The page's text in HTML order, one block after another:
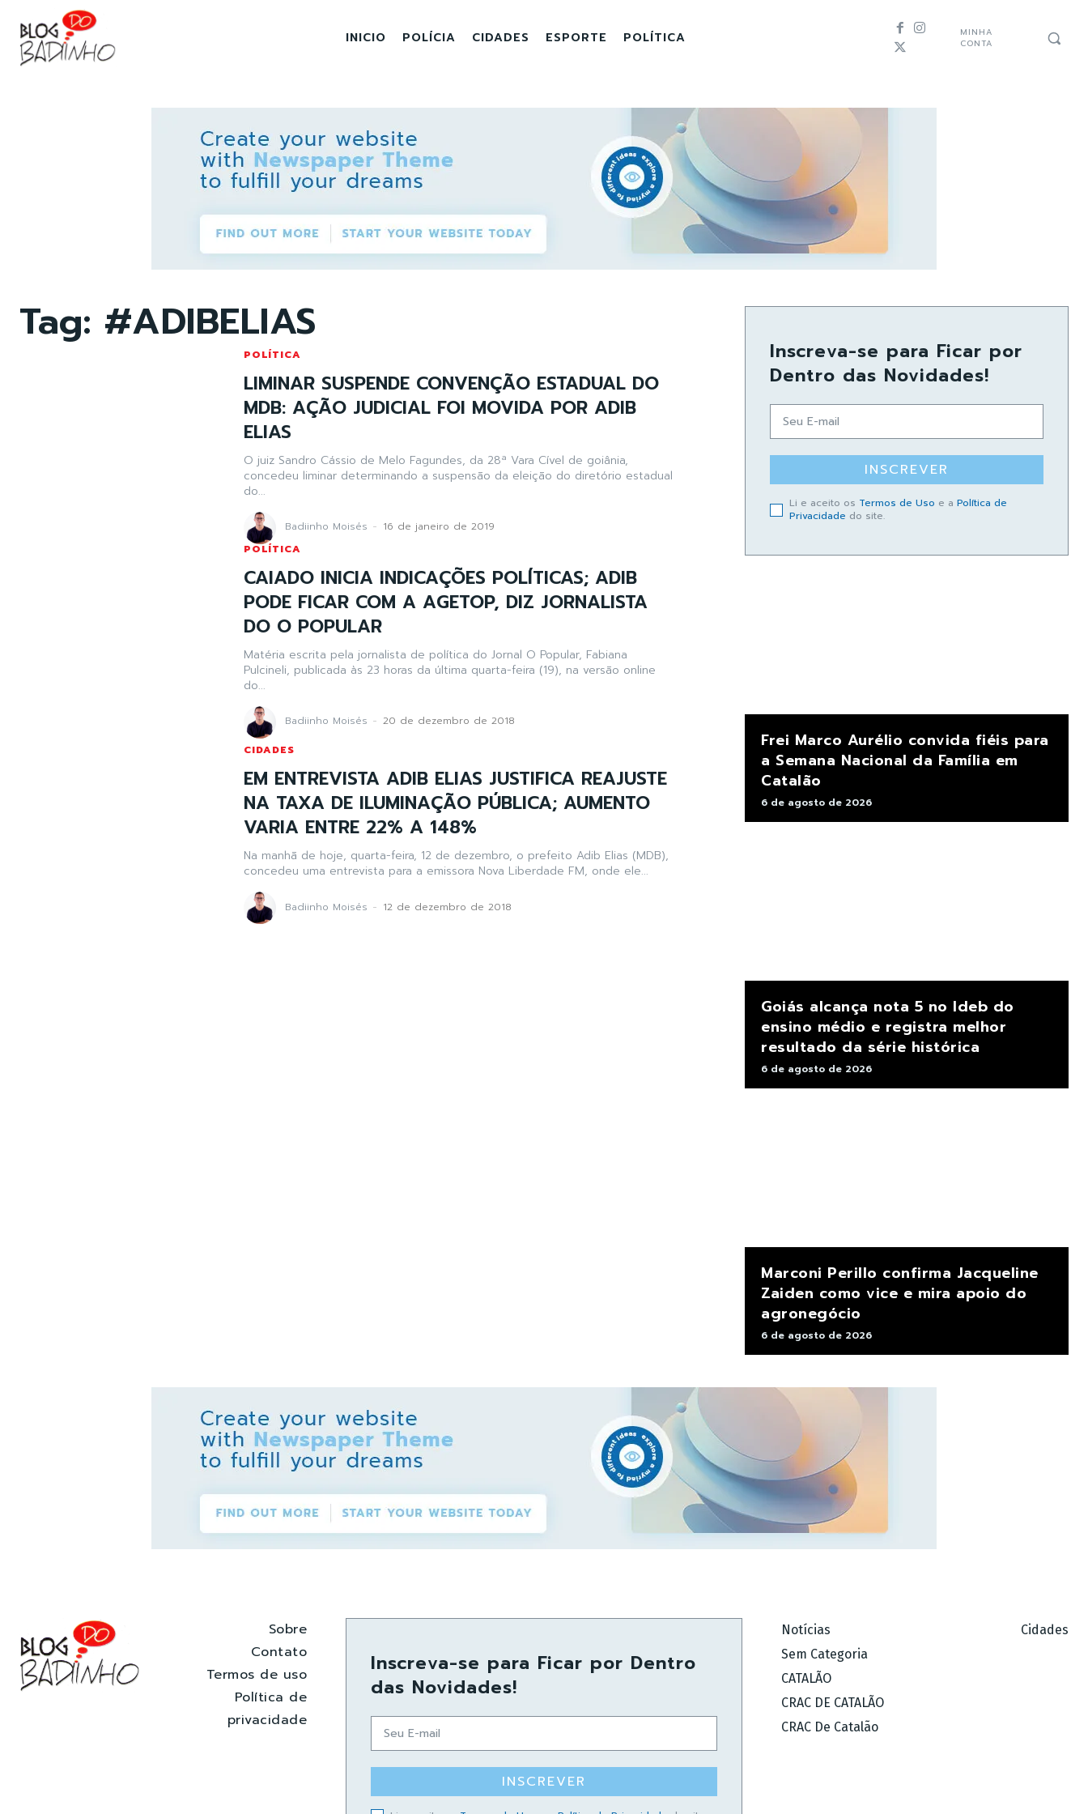
INICIO POLÍCIA CIDADES ESPORTE POLÍTICA
MINHA
CONTA
Tag: #ADIBELIAS
POLÍTICA
LIMINAR SUSPENDE CONVENÇÃO ESTADUAL DO
MDB: AÇÃO JUDICIAL FOI MOVIDA POR ADIB
ELIAS
O juiz Sandro Cássio de Melo Fagundes, da 28ª Vara Cível de goiânia,
concedeu liminar determinando a suspensão da eleição do diretório estadual
do...
Badiinho Moisés - 16 de janeiro de 2019
POLÍTICA
CAIADO INICIA INDICAÇÕES POLÍTICAS; ADIB
PODE FICAR COM A AGETOP, DIZ JORNALISTA
DO O POPULAR
Matéria escrita pela jornalista de política do Jornal O Popular, Fabiana
Pulcineli, publicada às 23 horas da última quarta-feira (19), na versão online
do...
Badiinho Moisés - 20 de dezembro de 2018
CIDADES
EM ENTREVISTA ADIB ELIAS JUSTIFICA REAJUSTE
NA TAXA DE ILUMINAÇÃO PÚBLICA; AUMENTO
VARIA ENTRE 22% A 148%
Na manhã de hoje, quarta-feira, 12 de dezembro, o prefeito Adib Elias (MDB),
concedeu uma entrevista para a emissora Nova Liberdade FM, onde ele...
Badiinho Moisés - 12 de dezembro de 2018
Inscreva-se para Ficar por
Dentro das Novidades!
INSCREVER
Li e aceito os Termos de Uso e a Política de
Privacidade do site.
Frei Marco Aurélio convida fiéis para
a Semana Nacional da Família em
Catalão
6 de agosto de 2026
Goiás alcança nota 5 no Ideb do
ensino médio e registra melhor
resultado da série histórica
6 de agosto de 2026
Marconi Perillo confirma Jacqueline
Zaiden como vice e mira apoio do
agronegócio
6 de agosto de 2026
Sobre
Contato
Termos de uso
Política de
privacidade
Inscreva-se para Ficar por Dentro
das Novidades!
INSCREVER
Notícias
Sem Categoria
CATALÃO
CRAC DE CATALÃO
CRAC De Catalão
Cidades